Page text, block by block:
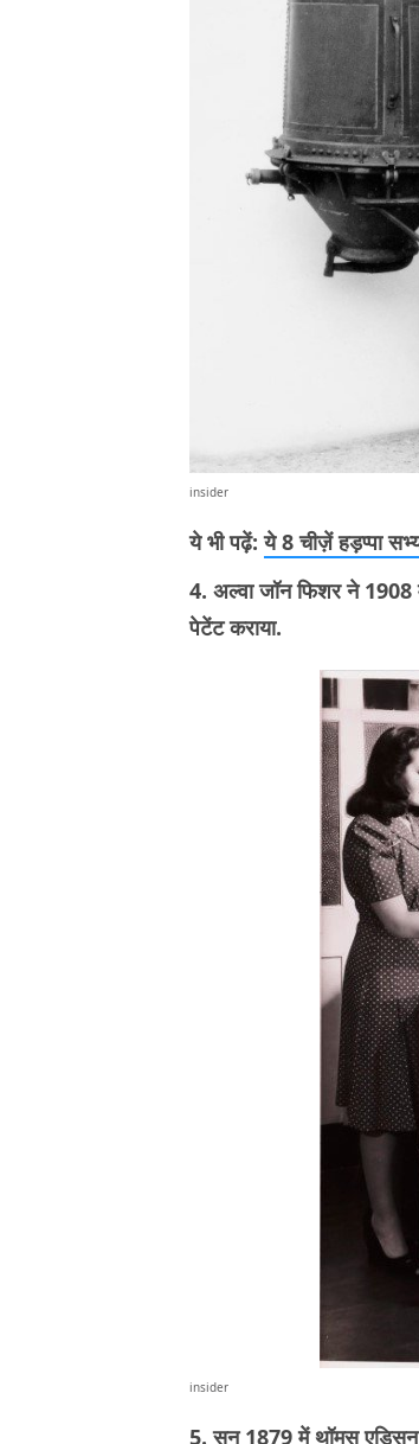
insider
ये भी पढ़ें:ये 8 चीज़ें हड़प्पा
4. अल्वा जॉन फिशर ने 1908
पेटेंट कराया.
insider
5. सन 1879 में थॉमस